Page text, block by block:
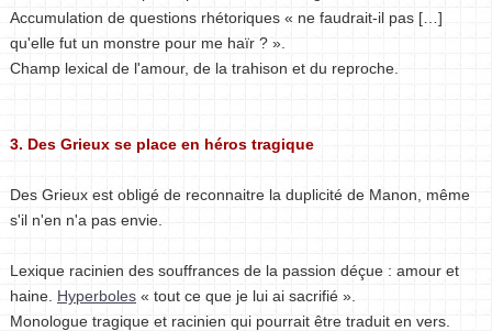
Accumulation de questions rhétoriques « ne faudrait-il pas […]
qu'elle fut un monstre pour me haïr ? ».
Champ lexical de l'amour, de la trahison et du reproche.
3. Des Grieux se place en héros tragique
Des Grieux est obligé de reconnaitre la duplicité de Manon, même
s'il n'en n'a pas envie.
Lexique racinien des souffrances de la passion déçue : amour et
haine. Hyperboles « tout ce que je lui ai sacrifié ».
Monologue tragique et racinien qui pourrait être traduit en vers.